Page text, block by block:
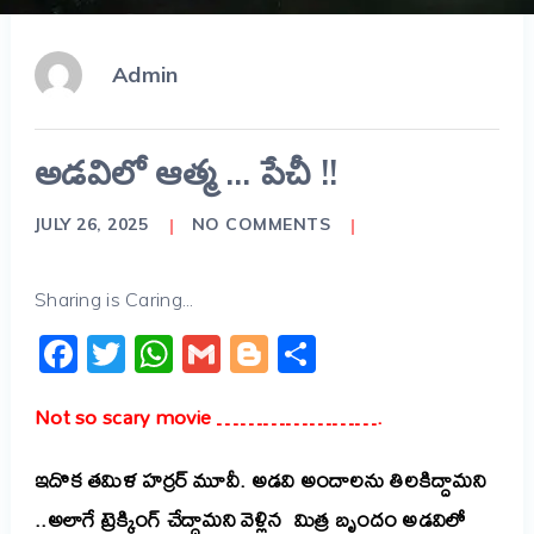
Admin
అడవిలో ఆత్మ … పేచీ !!
JULY 26, 2025 NO COMMENTS
Sharing is Caring...
Facebook
Twitter
WhatsApp
GmailBlogger
Share
Not so scary movie ………………….
ఇదొక తమిళ హర్రర్ మూవీ. అడవి అందాలను తిలకిద్దామని
..అలాగే ట్రెక్కింగ్ చేద్దామని వెళ్లిన మిత్ర బృందం అడవిలో